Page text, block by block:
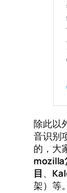
除此以
音识别
的，大
mozilla
目、
架）等。